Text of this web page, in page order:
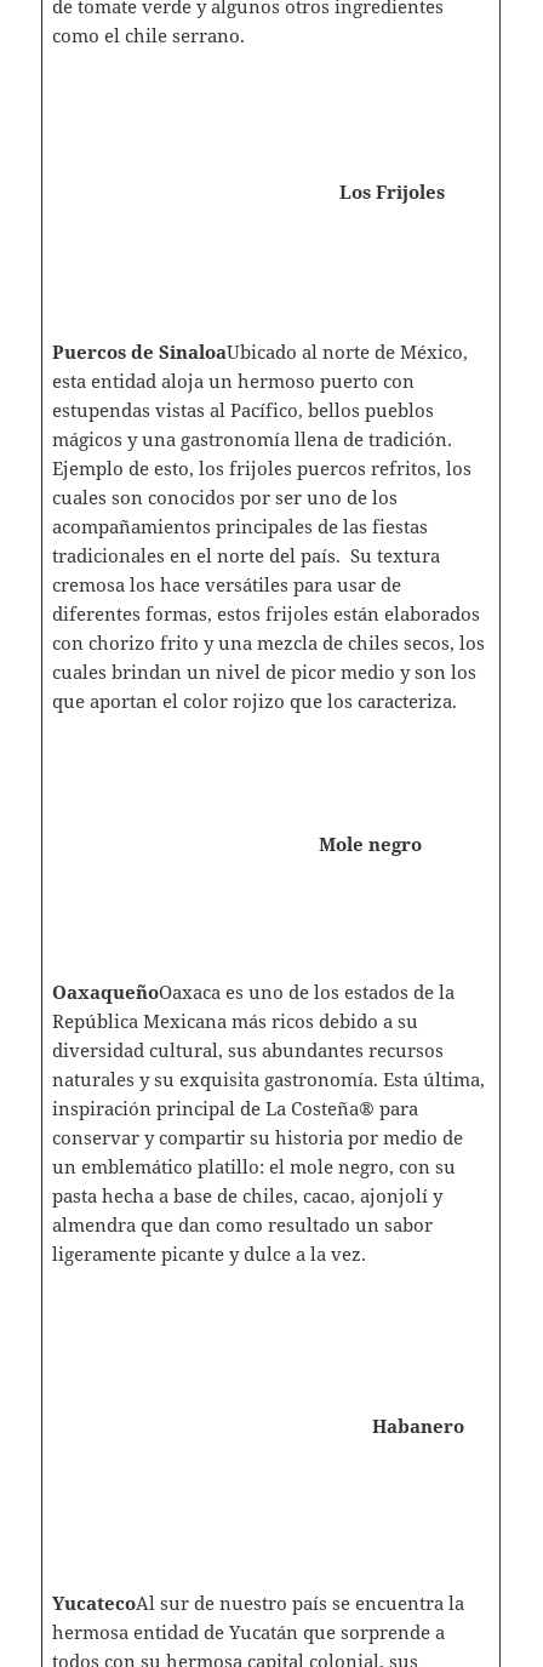
de tomate verde y algunos otros ingredientes
como el chile serrano.
Los Frijoles
Puercos de SinaloaUbicado al norte de México,
esta entidad aloja un hermoso puerto con
estupendas vistas al Pacífico, bellos pueblos
mágicos y una gastronomía llena de tradición.
Ejemplo de esto, los frijoles puercos refritos, los
cuales son conocidos por ser uno de los
acompañamientos principales de las fiestas
tradicionales en el norte del país. Su textura
cremosa los hace versátiles para usar de
diferentes formas, estos frijoles están elaborados
con chorizo frito y una mezcla de chiles secos, los
cuales brindan un nivel de picor medio y son los
que aportan el color rojizo que los caracteriza.
Mole negro
OaxaqueñoOaxaca es uno de los estados de la
República Mexicana más ricos debido a su
diversidad cultural, sus abundantes recursos
naturales y su exquisita gastronomía. Esta última,
inspiración principal de La Costeña® para
conservar y compartir su historia por medio de
un emblemático platillo: el mole negro, con su
pasta hecha a base de chiles, cacao, ajonjolí y
almendra que dan como resultado un sabor
ligeramente picante y dulce a la vez.
Habanero
YucatecoAl sur de nuestro país se encuentra la
hermosa entidad de Yucatán que sorprende a
todos con su hermosa capital colonial, sus